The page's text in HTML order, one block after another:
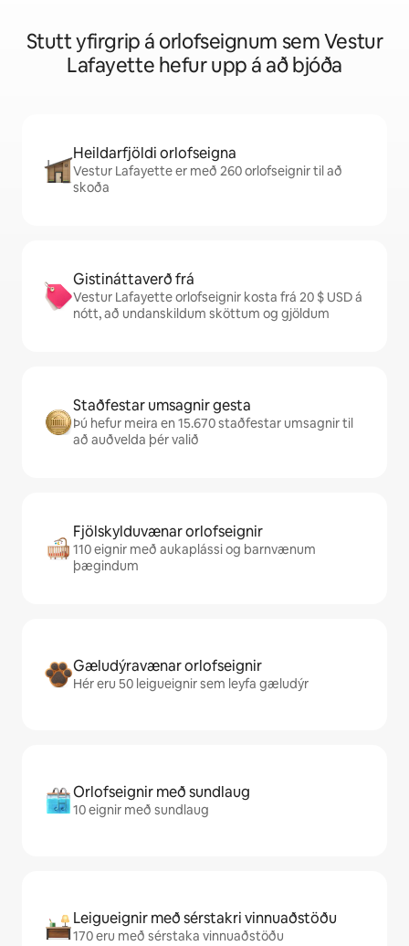
Stutt yfirgrip á orlofseignum sem Vestur
Lafayette hefur upp á að bjóða
Heildarfjöldi orlofseigna
Vestur Lafayette er með 260 orlofseignir til að
skoða
Gistináttaverð frá
Vestur Lafayette orlofseignir kosta frá 20 $ USD á
nótt, að undanskildum sköttum og gjöldum
Staðfestar umsagnir gesta
Þú hefur meira en 15.670 staðfestar umsagnir til
að auðvelda þér valið
Fjölskylduvænar orlofseignir
110 eignir með aukaplássi og barnvænum
þægindum
Gæludýravænar orlofseignir
Hér eru 50 leigueignir sem leyfa gæludýr
Orlofseignir með sundlaug
10 eignir með sundlaug
Leigueignir með sérstakri vinnuaðstöðu
170 eru með sérstaka vinnuaðstöðu